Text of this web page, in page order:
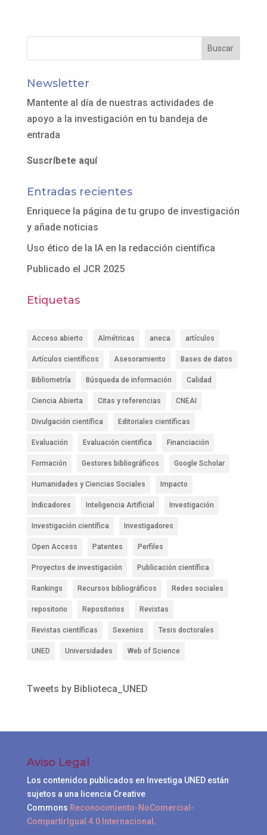
Newsletter
Mantente al día de nuestras actividades de
apoyo a la investigación en tu bandeja de
entrada
Suscríbete aquí
Entradas recientes
Enriquece la página de tu grupo de investigación
y añade noticias
Uso ético de la IA en la redacción científica
Publicado el JCR 2025
Etiquetas
Acceso abierto Almétricas aneca artículos
Artículos científicos Asesoramiento Bases de datos
Bibliometría Búsqueda de información Calidad
Ciencia Abierta Citas y referencias CNEAI
Divulgación científica Editoriales científicas
Evaluación Evaluación cientifica Financiación
Formación Gestores bibliográficos Google Scholar
Humanidades y Ciencias Sociales Impacto
Indicadores Inteligencia Artificial Investigación
Investigación científica Investigadores
Open Access Patentes Perfiles
Proyectos de investigación Publicación científica
Rankings Recursos bibliográficos Redes sociales
repositorio Repositorios Revistas
Revistas científicas Sexenios Tesis doctorales
UNED Universidades Web of Science
Tweets by Biblioteca_UNED
Aviso Legal
Los contenidos publicados en Investiga UNED están
sujetos a una licencia Creative
Commons Reconocimiento-NoComercial-
CompartirIgual 4.0 Internacional .